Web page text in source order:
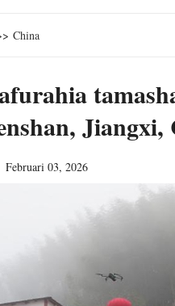
China
Jiangxi,
Februari 03, 2026